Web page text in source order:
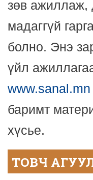
зөв ажиллаж,
мадаггүй
болно. Энэ
үйл
www.sanal.mn
баримт
хүсье.
ТОВЧ